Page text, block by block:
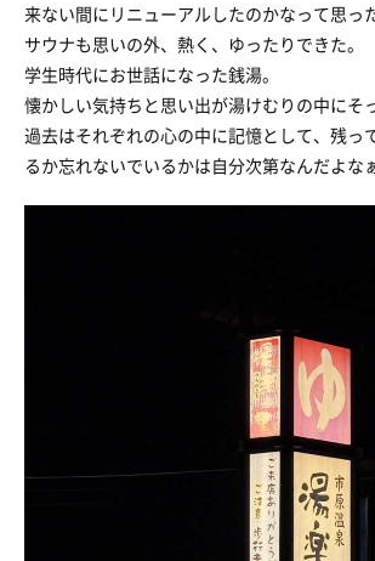
来ない間にリニューアルしたのかなって思った
サウナも思いの外、熱く、ゆったりできた。
学生時代にお世話になった銭湯。
懐かしい気持ちと思い出が湯けむりの中にそ
過去はそれぞれの心の中に記憶として、残っ
るか忘れないでいるかは自分次第なんだよなぁ